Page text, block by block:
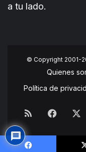
a tu lado.
© Copyright 2001-
Quienes
Política de
RSS